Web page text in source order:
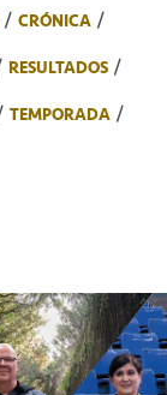
CRÓNICA
RESULTADOS
TEMPORADA